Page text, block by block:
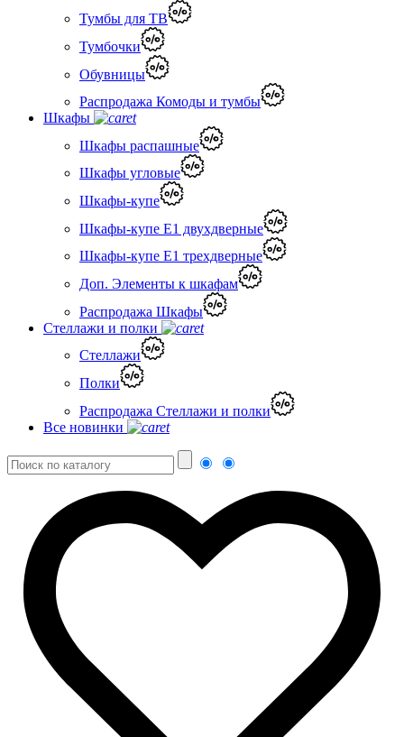
Тумбы для ТВ
Тумбочки
Обувницы
Распродажа Комоды и тумбы
Шкафы
Шкафы распашные
Шкафы угловые
Шкафы-купе
Шкафы-купе Е1 двухдверные
Шкафы-купе Е1 трехдверные
Доп. Элементы к шкафам
Распродажа Шкафы
Стеллажи и полки
Стеллажи
Полки
Распродажа Стеллажи и полки
Все новинки